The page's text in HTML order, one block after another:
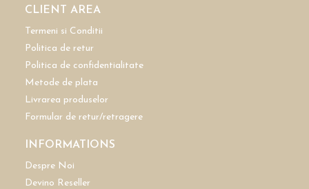
CLIENT AREA
Termeni si Conditii
Politica de retur
Politica de confidentialitate
Metode de plata
Livrarea produselor
Formular de retur/retragere
INFORMATIONS
Despre Noi
Devino Reseller